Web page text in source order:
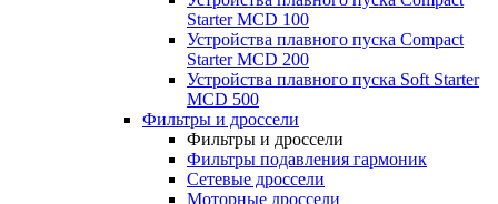
Starter MCD 100
Устройства плавного пуска Compact
Starter MCD 200
Устройства плавного пуска Soft Starter
MCD 500
Фильтры и дроссели
Фильтры и дроссели
Фильтры подавления гармоник
Сетевые дроссели
Моторные дроссели